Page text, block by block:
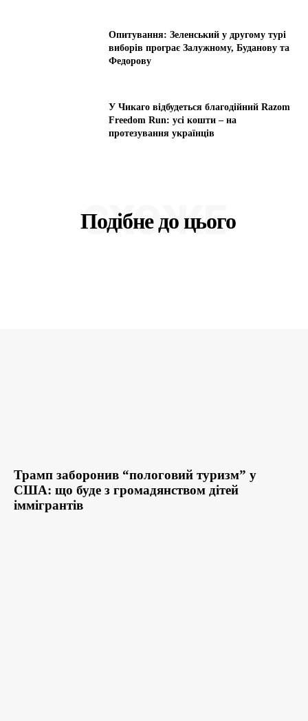
Опитування: Зеленський у другому турі
виборів програє Залужному, Буданову та
Федорову
У Чикаго відбудеться благодійний Razom
Freedom Run: усі кошти – на
протезування українців
Подібне до цього
СХОЖЕ
Трамп заборонив “пологовий туризм” у
США: що буде з громадянством дітей
іммігрантів